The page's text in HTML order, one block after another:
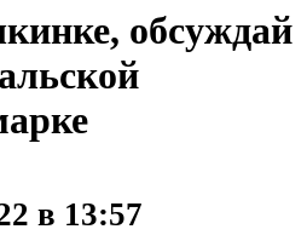
обсуждай
в 13:57